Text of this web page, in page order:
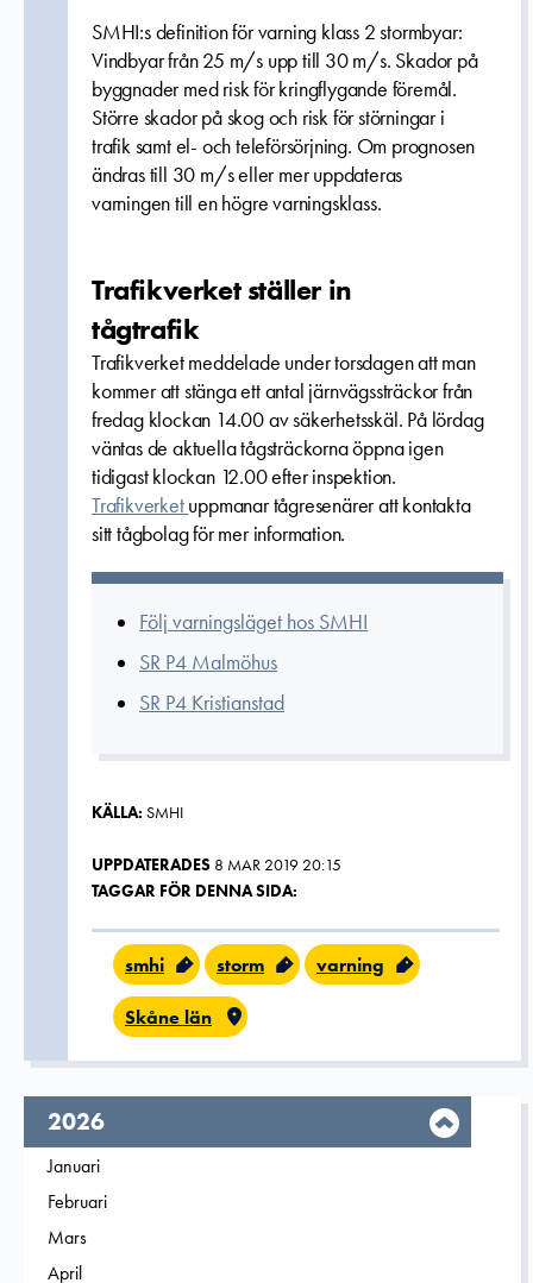
SMHI:s definition för varning klass 2 stormbyar:
Vindbyar från 25 m/s upp till 30 m/s. Skador på
byggnader med risk för kringflygande föremål.
Större skador på skog och risk för störningar i
trafik samt el- och teleförsörjning. Om prognosen
ändras till 30 m/s eller mer uppdateras
varningen till en högre varningsklass.
Trafikverket ställer in
tågtrafik
Trafikverket meddelade under torsdagen att man
kommer att stänga ett antal järnvägssträckor från
fredag klockan 14.00 av säkerhetsskäl. På lördag
väntas de aktuella tågsträckorna öppna igen
tidigast klockan 12.00 efter inspektion.
Trafikverketuppmanar tågresenärer att kontakta
sitt tågbolag för mer information.
Följ varningsläget hos SMHI
SR P4 Malmöhus
SR P4 Kristianstad
KÄLLA: SMHI
UPPDATERADES 8 MAR 2019 20:15
TAGGAR FÖR DENNA SIDA:
smhi storm varning
Skåne län
År,
2026
Filtrera på
Januari
Filtrera på
Februari
Filtrera på
Mars
Filtrera på
April